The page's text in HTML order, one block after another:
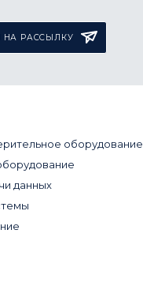
НА РАССЫЛКУ
оборудование
данных